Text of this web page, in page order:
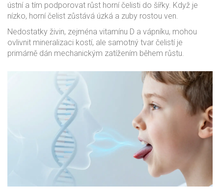
ústní a tím podporovat růst horní čelisti do šířky. Když je
nízko, horní čelist zůstává úzká a zuby rostou ven.
Nedostatky živin, zejména vitamínu D a vápníku, mohou
ovlivnit mineralizaci kostí, ale samotný tvar čelistí je
primárně dán mechanickým zatížením během růstu.